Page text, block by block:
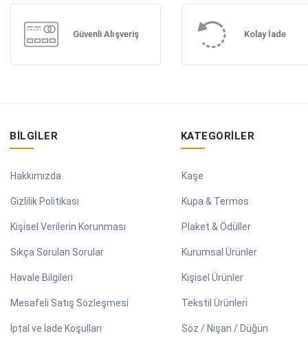
Güvenli Alışveriş Kolay İade
BILGILER
Hakkımızda
Gizlilik Politikası
Kişisel Verilerin Korunması
Sıkça Sorulan Sorular
Havale Bilgileri
Mesafeli Satış Sözleşmesi
İptal ve İade Koşulları
KATEGORILER
Kaşe
Kupa & Termos
Plaket & Ödüller
Kurumsal Ürünler
Kişisel Ürünler
Tekstil Ürünleri
Söz / Nişan / Düğün